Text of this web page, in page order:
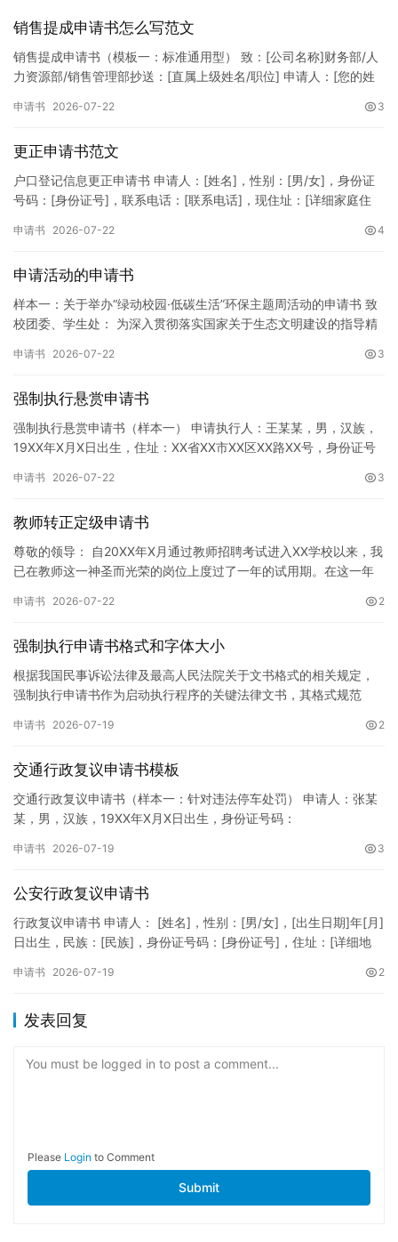
销售提成申请书怎么写范文
销售提成申请书（模板一：标准通用型） 致：[公司名称]财务部/人
力资源部/销售管理部抄送：[直属上级姓名/职位] 申请人：[您的姓
申请书 2026-07-22 3
更正申请书范文
户口登记信息更正申请书 申请人：[姓名]，性别：[男/女]，身份证
号码：[身份证号]，联系电话：[联系电话]，现住址：[详细家庭住
申请书 2026-07-22 4
申请活动的申请书
样本一：关于举办“绿动校园·低碳生活”环保主题周活动的申请书 致
校团委、学生处： 为深入贯彻落实国家关于生态文明建设的指导精
申请书 2026-07-22 3
强制执行悬赏申请书
强制执行悬赏申请书（样本一） 申请执行人：王某某，男，汉族，
19XX年X月X日出生，住址：XX省XX市XX区XX路XX号，身份证号
申请书 2026-07-22 3
教师转正定级申请书
尊敬的领导： 自20XX年X月通过教师招聘考试进入XX学校以来，我
已在教师这一神圣而光荣的岗位上度过了一年的试用期。在这一年
申请书 2026-07-22 2
强制执行申请书格式和字体大小
根据我国民事诉讼法律及最高人民法院关于文书格式的相关规定，
强制执行申请书作为启动执行程序的关键法律文书，其格式规范
纸张与…
申请书 2026-07-19 2
交通行政复议申请书模板
交通行政复议申请书（样本一：针对违法停车处罚） 申请人：张某
某，男，汉族，19XX年X月X日出生，身份证号码：
申请书 2026-07-19 3
公安行政复议申请书
行政复议申请书 申请人： [姓名]，性别：[男/女]，[出生日期]年[月]
日出生，民族：[民族]，身份证号码：[身份证号]，住址：[详细地
申请书 2026-07-19 2
发表回复
You must be logged in to post a comment...
Please Login to Comment
Submit